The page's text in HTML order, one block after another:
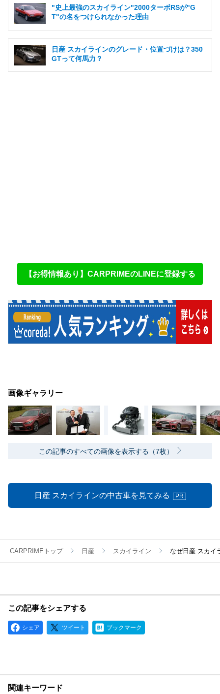
"史上最強のスカイライン"2000ターボRSが"G
T"の名をつけられなかった理由
日産 スカイラインのグレード・位置づけは？350
GTって何馬力？
【お得情報あり】CARPRIMEのLINEに登録する
画像ギャラリー
この記事のすべての画像を表示する（7枚）
日産 スカイラインの中古車を見てみる PR
CARPRIMEトップ 日産 スカイライン なぜ日産 スカイ
この記事をシェアする
シェア ツイート ブックマーク
関連キーワード